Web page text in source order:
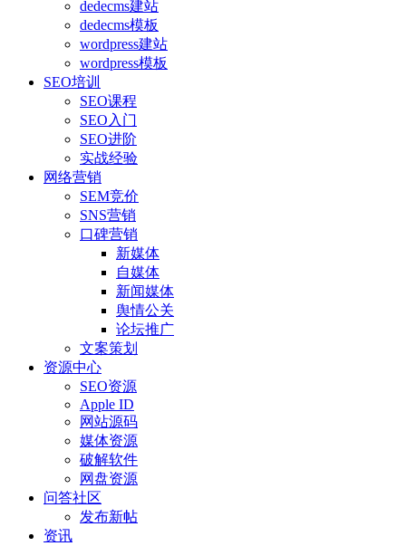
dedecms建站
dedecms模板
wordpress建站
wordpress模板
SEO培训
SEO课程
SEO入门
SEO进阶
实战经验
网络营销
SEM竞价
SNS营销
口碑营销
新媒体
自媒体
新闻媒体
舆情公关
论坛推广
文案策划
资源中心
SEO资源
Apple ID
网站源码
媒体资源
破解软件
网盘资源
问答社区
发布新帖
资讯